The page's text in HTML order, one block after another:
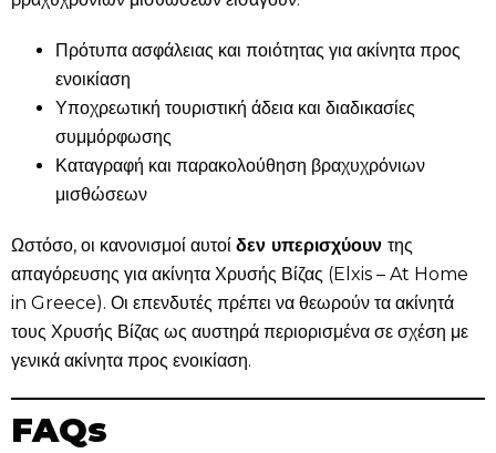
Πρότυπα ασφάλειας και ποιότητας για ακίνητα προς
ενοικίαση
Υποχρεωτική τουριστική άδεια και διαδικασίες
συμμόρφωσης
Καταγραφή και παρακολούθηση βραχυχρόνιων
μισθώσεων
Ωστόσο, οι κανονισμοί αυτοί δεν υπερισχύουν της
απαγόρευσης για ακίνητα Χρυσής Βίζας (Elxis – At Home
in Greece). Οι επενδυτές πρέπει να θεωρούν τα ακίνητά
τους Χρυσής Βίζας ως αυστηρά περιορισμένα σε σχέση με
γενικά ακίνητα προς ενοικίαση.
FAQs